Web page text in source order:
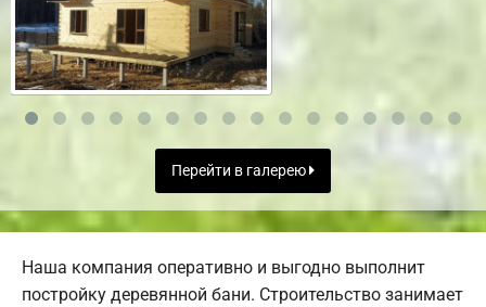
Перейти в галерею
Наша компания оперативно и выгодно выполнит
постройку деревянной бани. Строительство занимает